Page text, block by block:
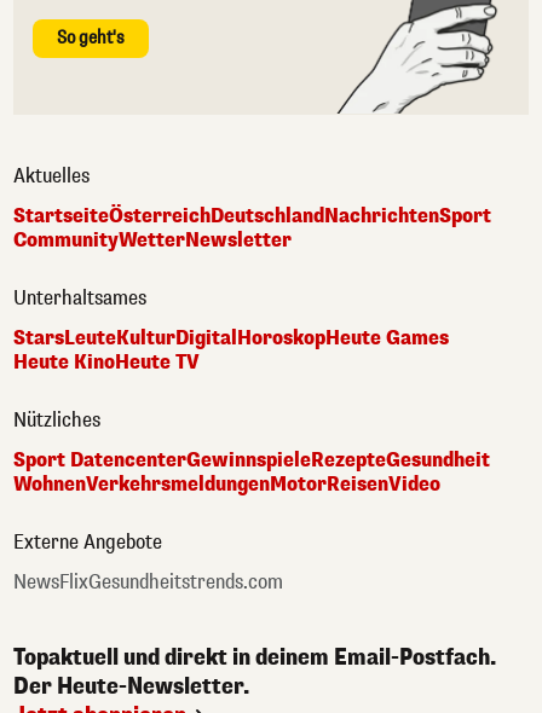
So geht's
Aktuelles
StartseiteÖsterreichDeutschlandNachrichtenSport
CommunityWetterNewsletter
Unterhaltsames
StarsLeuteKulturDigitalHoroskopHeute Games
Heute KinoHeute TV
Nützliches
Sport DatencenterGewinnspieleRezepteGesundheit
WohnenVerkehrsmeldungenMotorReisenVideo
Externe Angebote
NewsFlixGesundheitstrends.com
Topaktuell und direkt in deinem Email-Postfach.
Der Heute-Newsletter.